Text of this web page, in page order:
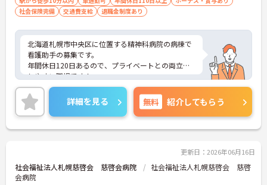
社会保険完備
交通費支給 退職金制度あり
北海道札幌市中央区に位置する精神科病院の病棟で
看護助手の募集です。
年間休日120日あるので、プライベートとの両立が
しやすい職場です！
また、最寄駅から徒歩5分の好立地で通勤も快適で
す♪
ご興味のある方はご面接のポイントお伝えしますの
でご気軽にお問い合わせください。
詳細を見る 無料 紹介してもらう
更新日：2026年06月16日
社会福祉法人札幌慈啓会 慈啓会病院
社会福祉法人札幌慈啓会 慈啓
会病院